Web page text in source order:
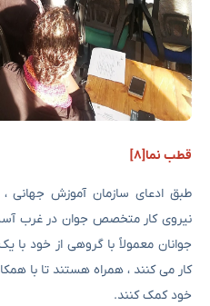
قطب نما[۸]
نیروی کار متخصص جوان در غرب
جوانان معمولاً با گروهی از خود با
کار می کنند ، همراه هستند تا با
خود کمک کنند.